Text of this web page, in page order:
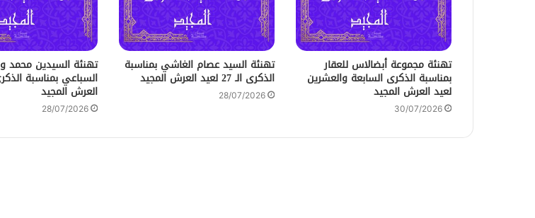
تهنئة مجموعة أبضالاس للعقار
بمناسبة الذكرى السابعة والعشرين
لعيد العرش المجيد
30/07/2026
تهنئة السيد عصام الغاشي بمناسبة
الذكرى الـ 27 لعيد العرش المجيد
28/07/2026
تهنئة السيدين محمد
العرش المجيد
28/07/2026